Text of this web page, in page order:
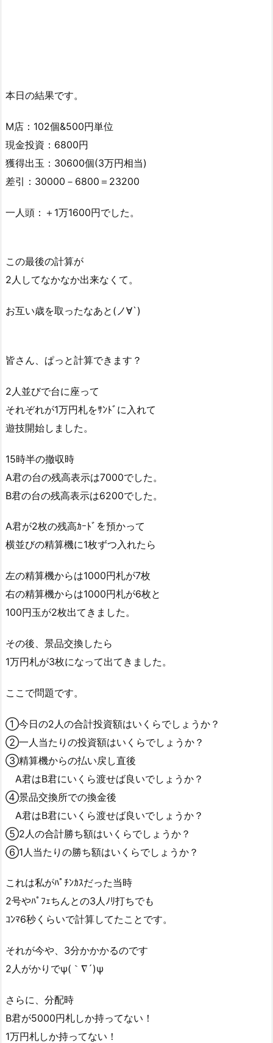
本日の結果です。
M店：102個&500円単位
現金投資：6800円
獲得出玉：30600個(3万円相当)
差引：30000－6800＝23200
一人頭：＋1万1600円でした。
この最後の計算が
2人してなかなか出来なくて。
お互い歳を取ったなあと(ノ∀`)
皆さん、ぱっと計算できます？
2人並びで台に座って
それぞれが1万円札をｻﾝﾄﾞに入れて
遊技開始しました。
15時半の撤収時
A君の台の残高表示は7000でした。
B君の台の残高表示は6200でした。
A君が2枚の残高ｶｰﾄﾞを預かって
横並びの精算機に1枚ずつ入れたら
左の精算機からは1000円札が7枚
右の精算機からは1000円札が6枚と
100円玉が2枚出てきました。
その後、景品交換したら
1万円札が3枚になって出てきました。
ここで問題です。
①今日の2人の合計投資額はいくらでしょうか？
②一人当たりの投資額はいくらでしょうか？
③精算機からの払い戻し直後
A君はB君にいくら渡せば良いでしょうか？
④景品交換所での換金後
A君はB君にいくら渡せば良いでしょうか？
⑤2人の合計勝ち額はいくらでしょうか？
⑥1人当たりの勝ち額はいくらでしょうか？
これは私がﾊﾟﾁﾝｶｽだった当時
2号やﾊﾟﾌｪちんとの3人ﾉﾘ打ちでも
ｺﾝﾏ6秒くらいで計算してたことです。
それが今や、3分かかかるのです
2人がかりでψ(｀∇´)ψ
さらに、分配時
B君が5000円札しか持ってない！
1万円札しか持ってない！